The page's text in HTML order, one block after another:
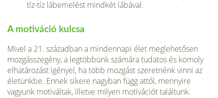
tíz-tíz lábemelést mindkét lábával.
A motiváció kulcsa
Mivel a 21. században a mindennapi élet meglehetősen
mozgásszegény, a legtöbbünk számára tudatos és komoly
elhatározást igényel, ha több mozgást szeretnénk vinni az
életünkbe. Ennek sikere nagyban függ attól, mennyire
vagyunk motiváltak, illetve milyen motivációt találtunk.